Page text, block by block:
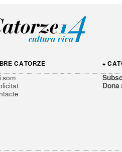
CATORZE
som
+